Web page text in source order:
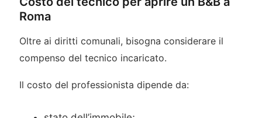
Roma
Oltre ai diritti comunali, bisogna considerare il
compenso del tecnico incaricato.
Il costo del professionista dipende da: